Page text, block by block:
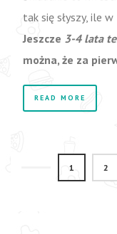
tak się słyszy, ile
Jeszcze 3-4 lata
można, że za
READ MORE
1 2